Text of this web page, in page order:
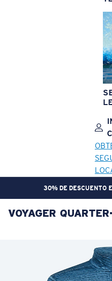
30% DE DESCUENTO
OBJETIVO
VOYAGER